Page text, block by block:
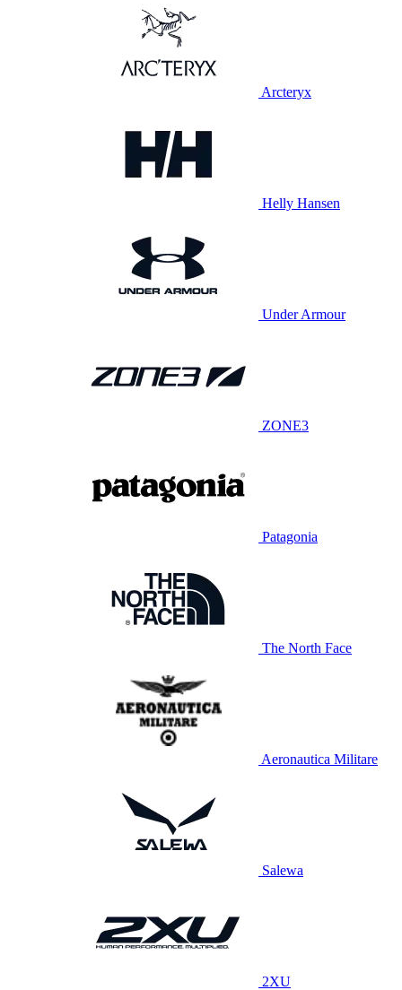
Arcteryx
Helly Hansen
Under Armour
ZONE3
Patagonia
The North Face
Aeronautica Militare
Salewa
2XU